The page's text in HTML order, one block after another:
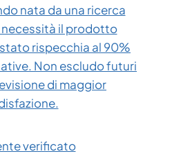
nata da una ricerca
il prodotto
rispecchia al 90%
Non escludo futuri
di maggior
verificato